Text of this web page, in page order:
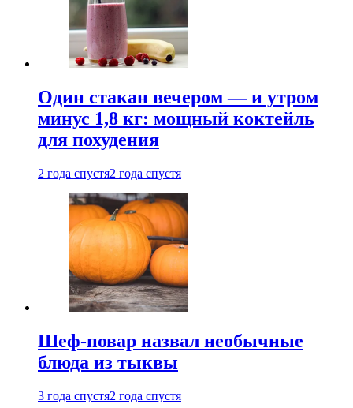
Один стакан вечером — и утром
минус 1,8 кг: мощный коктейль
для похудения
2 года спустя2 года спустя
Шеф-повар назвал необычные
блюда из тыквы
3 года спустя2 года спустя